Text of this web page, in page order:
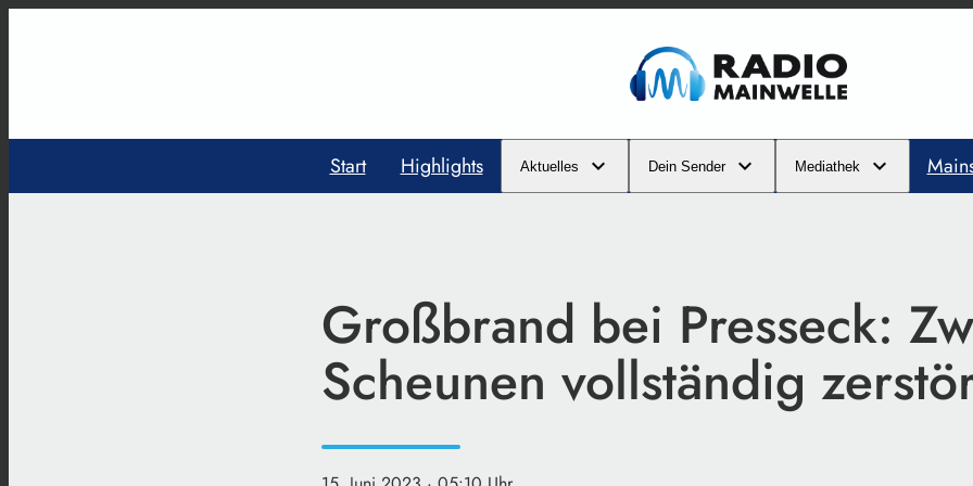
Start Highlights Aktuelles Dein Sender Mediathek
Großbrand bei Presseck:
Scheunen vollständig